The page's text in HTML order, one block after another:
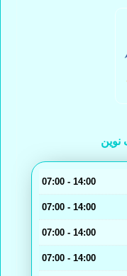
نوین
14:00 - 07:00
14:00 - 07:00
14:00 - 07:00
14:00 - 07:00